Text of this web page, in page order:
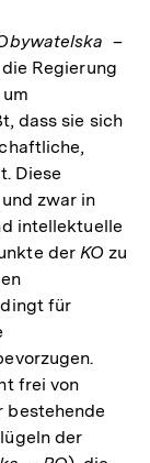
–
Regierung
dass sie sich
Diese
zwar in
intellektuelle
derKO zu
für
frei von
bestehende
der